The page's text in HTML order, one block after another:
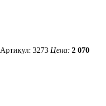
Артикул: 3273 Цена: 2 070